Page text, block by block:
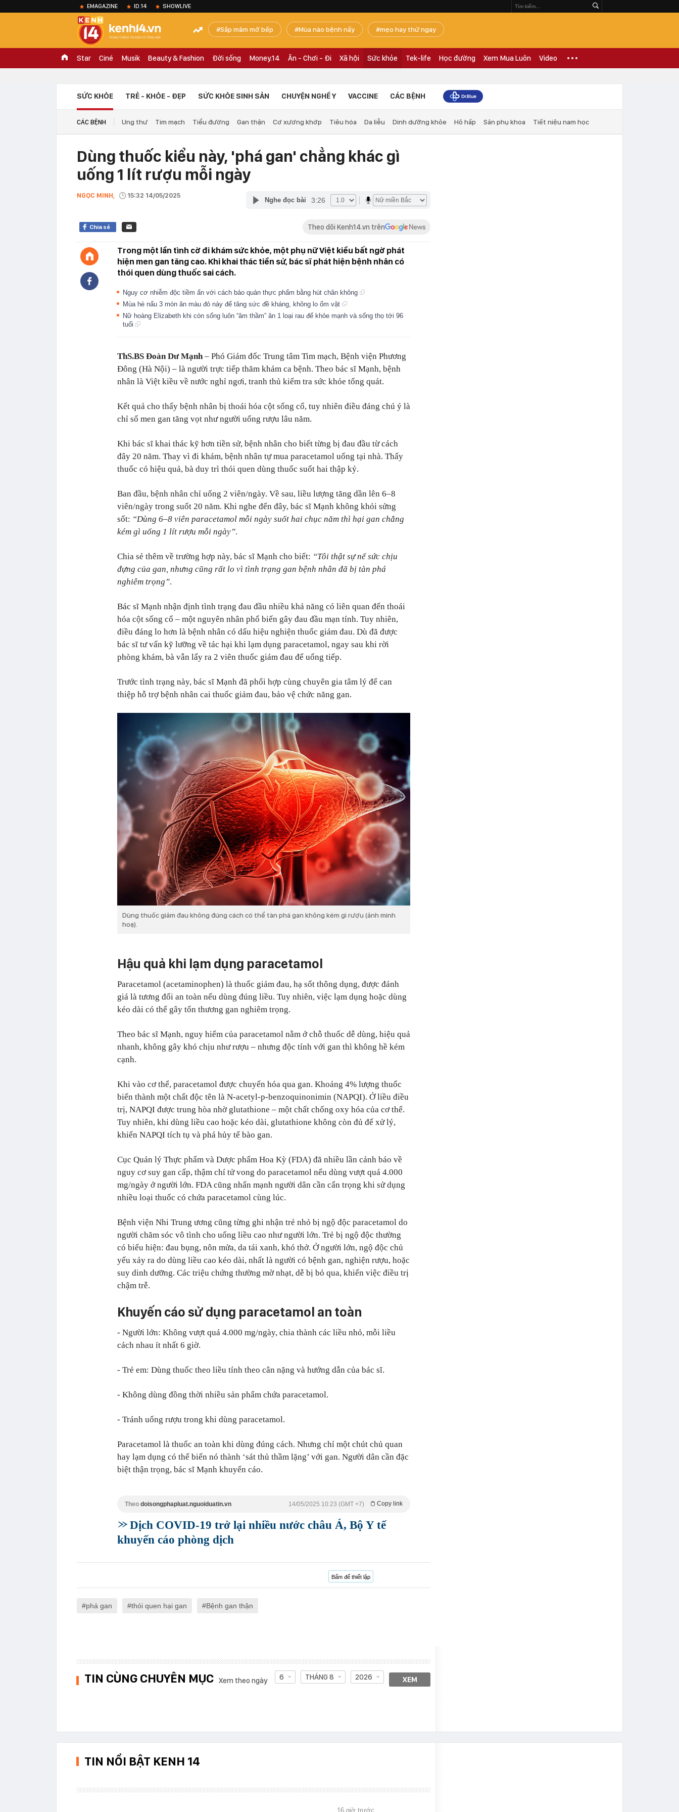
EMAGAZINE ID.14 SHOWLIVE
Sắp mâm mở bếp Mùa nào bệnh nấy mẹo hay thử ngay
Star Ciné Musik Beauty & Fashion Đời sống Money.14 Ăn - Chơi - Đi Xã hội Sức khỏe Tek-life Học đường Xem Mua Luôn Video
SỨC KHỎE TRẺ - KHỎE - ĐẸP SỨC KHỎE SINH SẢN CHUYỆN NGHỀ Y VACCINE CÁC BỆNH
CÁC BỆNH Ung thư Tim mạch Tiểu đường Gan thận Cơ xương khớp Tiêu hóa Da liễu Dinh dưỡng khỏe Hô hấp Sản phụ khoa Tiết niệu nam học
Dùng thuốc kiểu này, 'phá gan' chẳng khác gì
uống 1 lít rượu mỗi ngày
NGỌC MINH, 15:32 14/05/2025
Nghe đọc bài 3:26
Chia sẻ Theo dõi Kenh14.vn trên
Trong một lần tình cờ đi khám sức khỏe, một phụ nữ Việt kiều bất ngờ phát
hiện men gan tăng cao. Khi khai thác tiền sử, bác sĩ phát hiện bệnh nhân có
thói quen dùng thuốc sai cách.
Nguy cơ nhiễm độc tiềm ẩn với cách bảo quản thực phẩm bằng hút chân không
Mùa hè nấu 3 món ăn màu đỏ này để tăng sức đề kháng, không lo ốm vặt
Nữ hoàng Elizabeth khi còn sống luôn “âm thầm” ăn 1 loại rau để khỏe mạnh và sống thọ tới 96
tuổi
ThS.BS Đoàn Dư Mạnh– Phó Giám đốc Trung tâm Tim mạch, Bệnh viện Phương
Đông (Hà Nội) – là người trực tiếp thăm khám ca bệnh. Theo bác sĩ Mạnh, bệnh
nhân là Việt kiều về nước nghỉ ngơi, tranh thủ kiểm tra sức khỏe tổng quát.
Kết quả cho thấy bệnh nhân bị thoái hóa cột sống cổ, tuy nhiên điều đáng chú ý là
chỉ số men gan tăng vọt như người uống rượu lâu năm.
Khi bác sĩ khai thác kỹ hơn tiền sử, bệnh nhân cho biết từng bị đau đầu từ cách
đây 20 năm. Thay vì đi khám, bệnh nhân tự mua paracetamol uống tại nhà. Thấy
thuốc có hiệu quả, bà duy trì thói quen dùng thuốc suốt hai thập kỷ.
Ban đầu, bệnh nhân chỉ uống 2 viên/ngày. Về sau, liều lượng tăng dần lên 6–8
viên/ngày trong suốt 20 năm. Khi nghe đến đây, bác sĩ Mạnh không khỏi sửng
sốt: “Dùng 6–8 viên paracetamol mỗi ngày suốt hai chục năm thì hại gan chẳng
kém gì uống 1 lít rượu mỗi ngày”.
Chia sẻ thêm về trường hợp này, bác sĩ Mạnh cho biết: “Tôi thật sự nể sức chịu
đựng của gan, nhưng cũng rất lo vì tình trạng gan bệnh nhân đã bị tàn phá
nghiêm trọng”.
Bác sĩ Mạnh nhận định tình trạng đau đầu nhiều khả năng có liên quan đến thoái
hóa cột sống cổ – một nguyên nhân phổ biến gây đau đầu mạn tính. Tuy nhiên,
điều đáng lo hơn là bệnh nhân có dấu hiệu nghiện thuốc giảm đau. Dù đã được
bác sĩ tư vấn kỹ lưỡng về tác hại khi lạm dụng paracetamol, ngay sau khi rời
phòng khám, bà vẫn lấy ra 2 viên thuốc giảm đau để uống tiếp.
Trước tình trạng này, bác sĩ Mạnh đã phối hợp cùng chuyên gia tâm lý để can
thiệp hỗ trợ bệnh nhân cai thuốc giảm đau, bảo vệ chức năng gan.
Dùng thuốc giảm đau không đúng cách có thể tàn phá gan không kém gì rượu (ảnh minh
hoạ).
Hậu quả khi lạm dụng paracetamol
Paracetamol (acetaminophen) là thuốc giảm đau, hạ sốt thông dụng, được đánh
giá là tương đối an toàn nếu dùng đúng liều. Tuy nhiên, việc lạm dụng hoặc dùng
kéo dài có thể gây tổn thương gan nghiêm trọng.
Theo bác sĩ Mạnh, nguy hiểm của paracetamol nằm ở chỗ thuốc dễ dùng, hiệu quả
nhanh, không gây khó chịu như rượu – nhưng độc tính với gan thì không hề kém
cạnh.
Khi vào cơ thể, paracetamol được chuyển hóa qua gan. Khoảng 4% lượng thuốc
biến thành một chất độc tên là N-acetyl-p-benzoquinonimin (NAPQI). Ở liều điều
trị, NAPQI được trung hòa nhờ glutathione – một chất chống oxy hóa của cơ thể.
Tuy nhiên, khi dùng liều cao hoặc kéo dài, glutathione không còn đủ để xử lý,
khiến NAPQI tích tụ và phá hủy tế bào gan.
Cục Quản lý Thực phẩm và Dược phẩm Hoa Kỳ (FDA) đã nhiều lần cảnh báo về
nguy cơ suy gan cấp, thậm chí tử vong do paracetamol nếu dùng vượt quá 4.000
mg/ngày ở người lớn. FDA cũng nhấn mạnh người dân cần cẩn trọng khi sử dụng
nhiều loại thuốc có chứa paracetamol cùng lúc.
Bệnh viện Nhi Trung ương cũng từng ghi nhận trẻ nhỏ bị ngộ độc paracetamol do
người chăm sóc vô tình cho uống liều cao như người lớn. Trẻ bị ngộ độc thường
có biểu hiện: đau bụng, nôn mửa, da tái xanh, khó thở. Ở người lớn, ngộ độc chủ
yếu xảy ra do dùng liều cao kéo dài, nhất là người có bệnh gan, nghiện rượu, hoặc
suy dinh dưỡng. Các triệu chứng thường mờ nhạt, dễ bị bỏ qua, khiến việc điều trị
chậm trễ.
Khuyến cáo sử dụng paracetamol an toàn
- Người lớn: Không vượt quá 4.000 mg/ngày, chia thành các liều nhỏ, mỗi liều
cách nhau ít nhất 6 giờ.
- Trẻ em: Dùng thuốc theo liều tính theo cân nặng và hướng dẫn của bác sĩ.
- Không dùng đồng thời nhiều sản phẩm chứa paracetamol.
- Tránh uống rượu trong khi dùng paracetamol.
Paracetamol là thuốc an toàn khi dùng đúng cách. Nhưng chỉ một chút chủ quan
hay lạm dụng có thể biến nó thành ‘sát thủ thầm lặng’ với gan. Người dân cần đặc
biệt thận trọng, bác sĩ Mạnh khuyến cáo.
Theo doisongphapluat.nguoiduatin.vn Copy link
14/05/2025 10:23 (GMT +7)
Dịch COVID-19 trở lại nhiều nước châu Á, Bộ Y tế
khuyến cáo phòng dịch
Bấm để thiết lập
phá gan thói quen hại gan Bệnh gan thận
TIN CÙNG CHUYÊN MỤC Xem theo ngày 6 THÁNG 8 2026 XEM
TIN NỔI BẬT KENH 14
16 giờ trước